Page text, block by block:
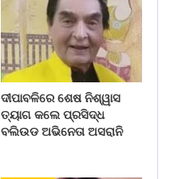
ଦୀପାବଳିରେ ଶେଷ ନିଶ୍ୱାସ
ତ୍ୟାଗ କଲେ ପ୍ରସିଦ୍ଧ
ବଲିଉଡ ଅଭିନେତା ଅସରାନି